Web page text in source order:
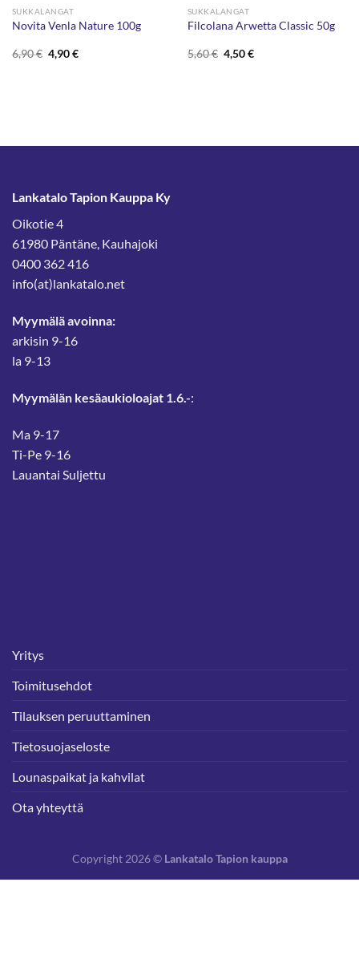
SUKKALANGAT
Novita Venla Nature 100g
6,90€ Alkuperäinen
hinta
4,90€Nykyinen
SUKKALANGAT
Filcolana Arwetta Classic 50g
5,60€ Alkuperäinen
hinta
4,50€Nykyinen
Lankatalo Tapion Kauppa Ky
Oikotie 4
61980 Päntäne, Kauhajoki
0400 362 416
info(at)lankatalo.net
Myymälä avoinna:
arkisin 9-16
la 9-13
Myymälän kesäaukioloajat 1.6.-:
Ma 9-17
Ti-Pe 9-16
Lauantai Suljettu
Yritys
Toimitusehdot
Tilauksen peruuttaminen
Tietosuojaseloste
Lounaspaikat ja kahvilat
Ota yhteyttä
Copyright 2026 © Lankatalo Tapion kauppa